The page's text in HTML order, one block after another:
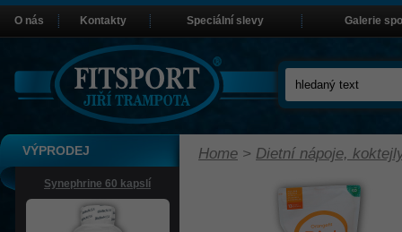
Home > Dietní nápoje,
VÝPRODEJ
Synephrine 60 kapslí
O nás Kontakty Speciální slevy Galerie